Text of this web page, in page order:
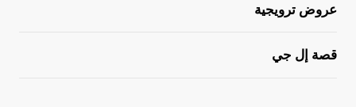
عروض ترويجية
قصة إل جي